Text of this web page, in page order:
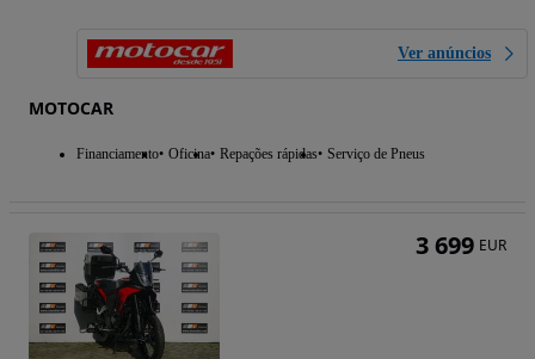
Ver anúncios
MOTOCAR
Financiamento Oficina Repações rápidas Serviço de Pneus
3 699 EUR